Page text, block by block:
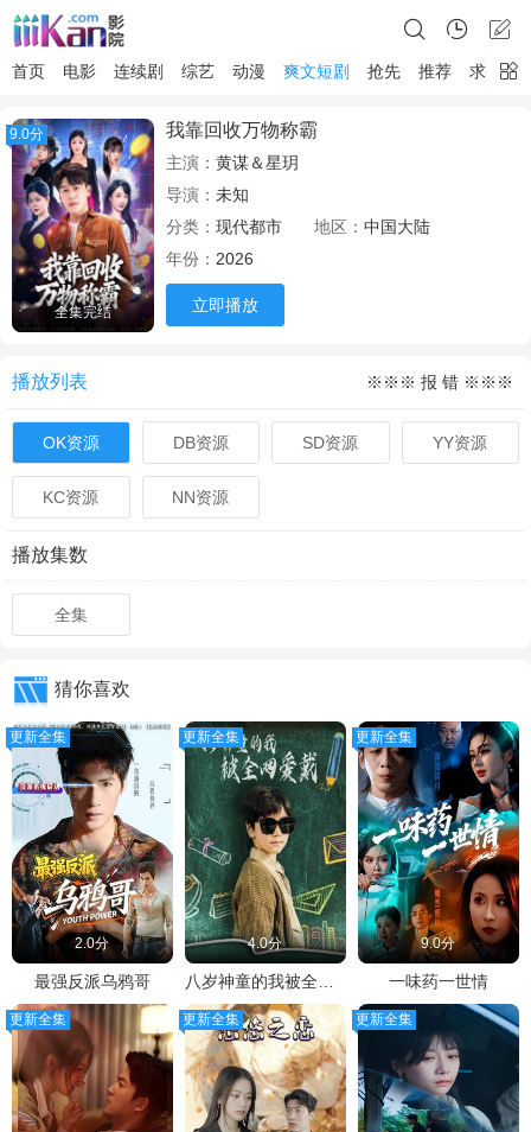
首页 电影 连续剧 综艺 动漫 爽文短剧 抢先 推荐 求片
9.0分
全集完结
我靠回收万物称霸
主演： 黄谋＆星玥
导演： 未知
分类： 现代都市 地区： 中国大陆
年份： 2026
立即播放
播放列表 ※※※ 报 错 ※※※
OK资源 DB资源 SD资源 YY资源
KC资源 NN资源
播放集数
全集
猜你喜欢
更新全集
2.0分
最强反派乌鸦哥
更新全集
4.0分
八岁神童的我被全网爱戴
更新全集
9.0分
一味药一世情
更新全集 更新全集 更新全集